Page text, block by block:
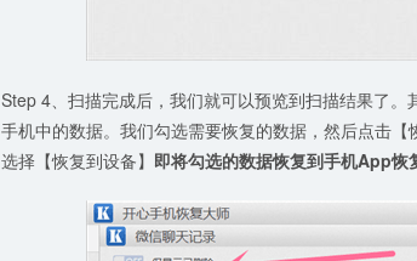
Step 4、扫描完成后，我们就可以预览到扫描结果了
手机中的数据。我们勾选需要恢复的数据，然后点击
选择【恢复到设备】 即将勾选的数据恢复到手机App恢